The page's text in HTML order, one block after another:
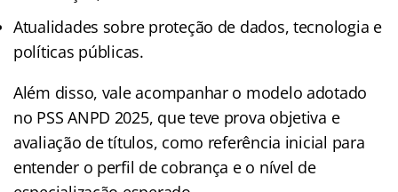
Atualidades sobre proteção de dados, tecnologia e
políticas públicas.
Além disso, vale acompanhar o modelo adotado
no PSS ANPD 2025, que teve prova objetiva e
avaliação de títulos, como referência inicial para
entender o perfil de cobrança e o nível de